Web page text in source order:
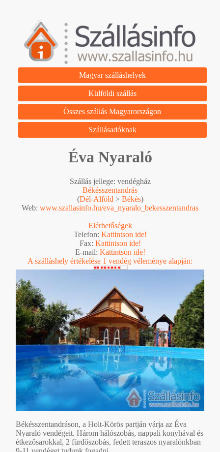
Magyar szálláshelyek
Külföldi szállás
Összes szállás Magyarországon
Szállásadóknak
Éva Nyaraló
Szállás jellege: vendégház
Békésszentandrás
(Dél-Alföld > Békés)
Web: www.szallasinfo.hu/eva_nyaralo_bekesszentandras
Elérhetőségek
Telefon: Kattintson ide!
Fax: Kattintson ide!
E-mail: Kattintson ide!
A szálláshely értékelése 1 vendég véleménye alapján:
Békésszentandráson, a Holt-Körös partján várja az Éva
Nyaraló vendégeit. Három hálószobás, nappali konyhával és
étkezősarokkal, 2 fürdőszobás, fedett teraszos nyaralónkban